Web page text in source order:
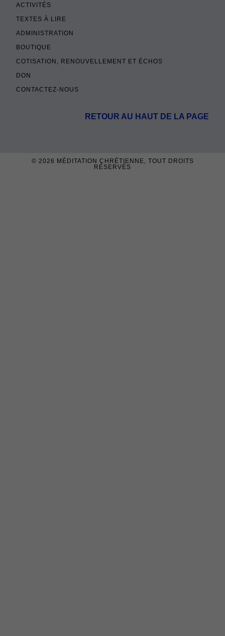
ACTIVITÉS
TEXTES À LIRE
ADMINISTRATION
BOUTIQUE
COTISATION, RENOUVELLEMENT ET ÉCHOS
DON
CONTACTEZ-NOUS
RETOUR AU HAUT DE LA PAGE
© 2026 MÉDITATION CHRÉTIENNE , TOUT DROITS
RÉSERVÉS